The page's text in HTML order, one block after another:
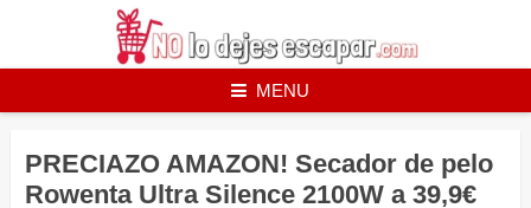
MENU
PRECIAZO AMAZON! Secador de pelo
Rowenta Ultra Silence 2100W a 39,9€